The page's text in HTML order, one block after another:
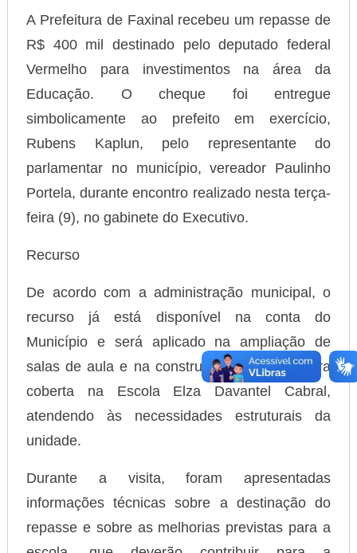
A Prefeitura de Faxinal recebeu um repasse de
R$ 400 mil destinado pelo deputado federal
Vermelho para investimentos na área da
Educação. O cheque foi entregue
simbolicamente ao prefeito em exercício,
Rubens Kaplun, pelo representante do
parlamentar no município, vereador Paulinho
Portela, durante encontro realizado nesta terça-
feira (9), no gabinete do Executivo.
Recurso
De acordo com a administração municipal, o
recurso já está disponível na conta do
Município e será aplicado na ampliação de
salas de aula e na construção de uma quadra
coberta na Escola Elza Davantel Cabral,
atendendo às necessidades estruturais da
unidade.
Durante a visita, foram apresentadas
informações técnicas sobre a destinação do
repasse e sobre as melhorias previstas para a